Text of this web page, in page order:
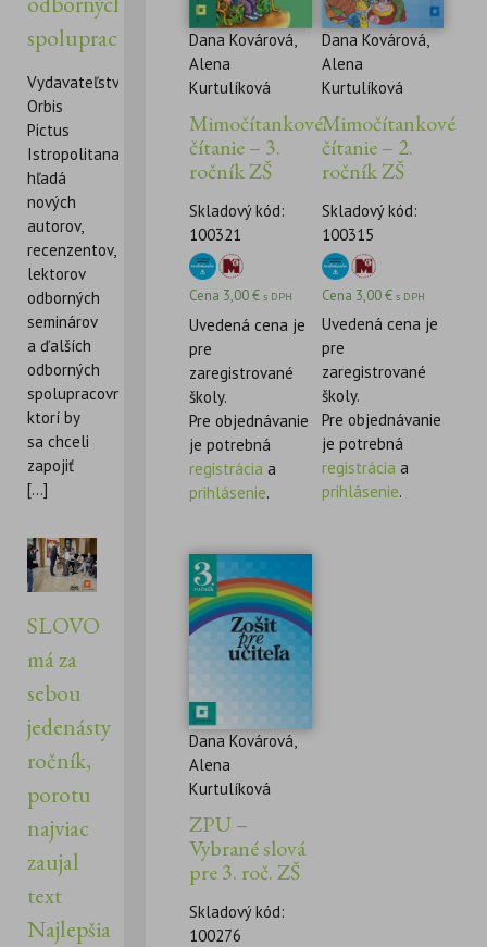
spolupracovníkov
Vydavateľstvo
Orbis
Pictus
Istropolitana
hľadá
nových
autorov,
recenzentov,
lektorov
odborných
seminárov
a ďalších
odborných
spolupracovníkov,
ktorí by
sa chceli
zapojiť
[...]
SLOVO
má za
sebou
jedenásty
ročník,
porotu
najviac
zaujal
text
Najlepšia
Dana Kovárová,
Alena
Kurtulíková
Mimočítankové
čítanie – 3.
ročník ZŠ
Skladový kód:
100321
Cena 3,00€ s DPH
Uvedená cena je
pre
zaregistrované
školy.
Pre objednávanie
je potrebná
registrácia a
prihlásenie.
Dana Kovárová,
Alena
Kurtulíková
Mimočítankové
čítanie – 2.
ročník ZŠ
Skladový kód:
100315
Cena 3,00€ s DPH
Uvedená cena je
pre
zaregistrované
školy.
Pre objednávanie
je potrebná
registrácia a
prihlásenie.
Dana Kovárová,
Alena
Kurtulíková
ZPU –
Vybrané slová
pre 3. roč. ZŠ
Skladový kód:
100276